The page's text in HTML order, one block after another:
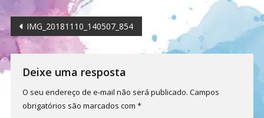
Navegação
de
Post
IMG_20181110_140507_854
Deixe uma resposta
O seu endereço de e-mail não será publicado. Campos
obrigatórios são marcados com *